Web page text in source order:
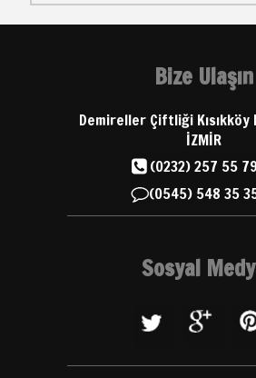
Bize Ulaşın
Demireller Çiftliği
İZMİR
(0232) 257 55 79
(0545) 548 35
Sosyal